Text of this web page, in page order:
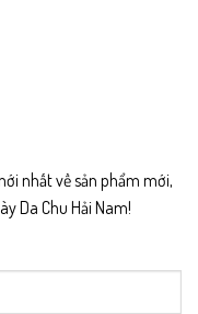
nhất về sản phẩm mới,
Da Chu Hải Nam!